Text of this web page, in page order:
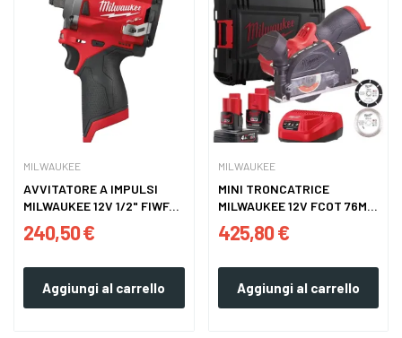
MILWAUKEE
AVVITATORE A IMPULSI
MILWAUKEE 12V 1/2" FIWF...
240,50 €
Aggiungi al carrello
MILWAUKEE
MINI TRONCATRICE
MILWAUKEE 12V FCOT 76MM
+ 2...
425,80 €
Aggiungi al carrello